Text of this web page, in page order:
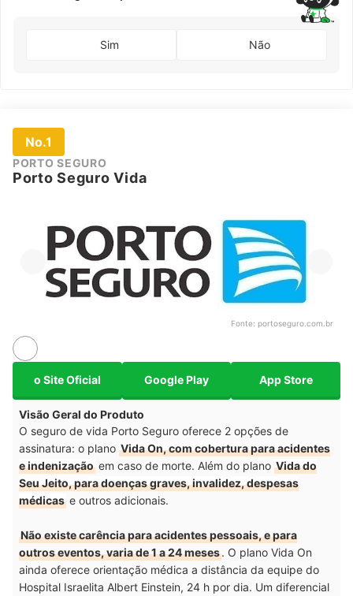
entre outros
Sim Não
No.1
PORTO SEGURO
Porto Seguro Vida
Fonte: portoseguro.com.br
o Site Oficial Google Play App Store
Visão Geral do Produto
O seguro de vida Porto Seguro oferece 2 opções de
assinatura: o plano Vida On, com cobertura para acidentes
e indenização em caso de morte. Além do plano Vida do
Seu Jeito, para doenças graves, invalidez, despesas
médicas e outros adicionais.
Não existe carência para acidentes pessoais, e para
outros eventos, varia de 1 a 24 meses. O plano Vida On
ainda oferece orientação médica a distância da equipe do
Hospital Israelita Albert Einstein, 24 h por dia. Um diferencial